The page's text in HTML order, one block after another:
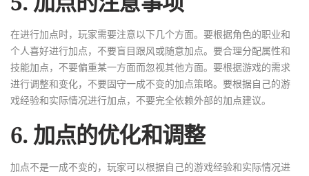
在进行加点时，玩家需要注意以下几个方面。要根据角色的职业和
个人喜好进行加点，不要盲目跟风或随意加点。要合理分配属性和
技能加点，不要偏重某一方面而忽视其他方面。要根据游戏的需求
进行调整和变化，不要固守一成不变的加点策略。要根据自己的游
戏经验和实际情况进行加点，不要完全依赖外部的加点建议。
6. 加点的优化和调整
加点不是一成不变的，玩家可以根据自己的游戏经验和实际情况进